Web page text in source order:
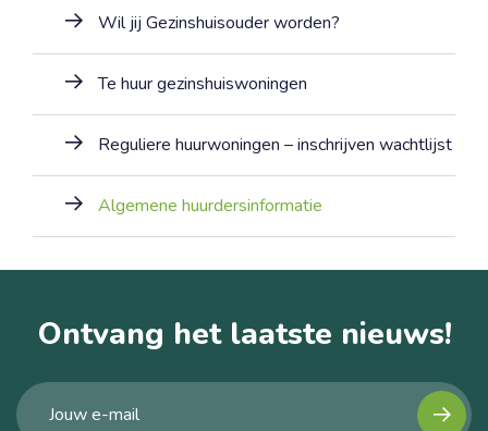
Wil jij Gezinshuisouder worden?
Te huur gezinshuiswoningen
Reguliere huurwoningen – inschrijven wachtlijst
Algemene huurdersinformatie
Ontvang het laatste nieuws!